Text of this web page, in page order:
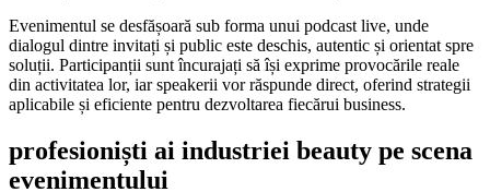
Evenimentul se desfășoară sub forma unui podcast live, unde
dialogul dintre invitați și public este deschis, autentic și orientat spre
soluții. Participanții sunt încurajați să își exprime provocările reale
din activitatea lor, iar speakerii vor răspunde direct, oferind strategii
aplicabile și eficiente pentru dezvoltarea fiecărui business.
profesioniști ai industriei beauty pe scena
evenimentului